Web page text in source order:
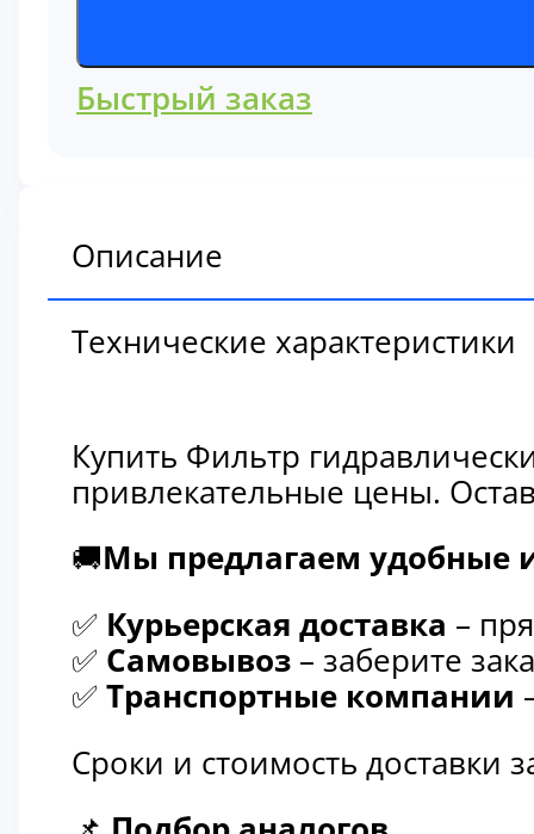
гидравлический
антикоррозийный
Komatsu
Быстрый заказ
Описание
Технические характеристики
Купить Фильтр
привлекательные цены.
🚚Мы предлагаем удобные
✅ Курьерская доставка –
✅ Самовывоз – заберите
✅ Транспортные компании
Сроки и стоимость доставки